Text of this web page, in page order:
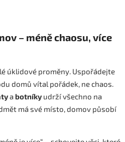
– méně chaosu, více
úklidové proměny. Uspořádejte
domů vítal pořádek, ne chaos.
a botníkyudrží všechno na
má své místo, domov působí